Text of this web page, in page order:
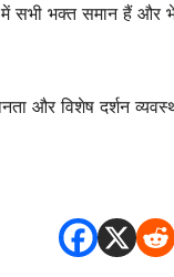
सभी भक्त समान हैं और
और विशेष दर्शन